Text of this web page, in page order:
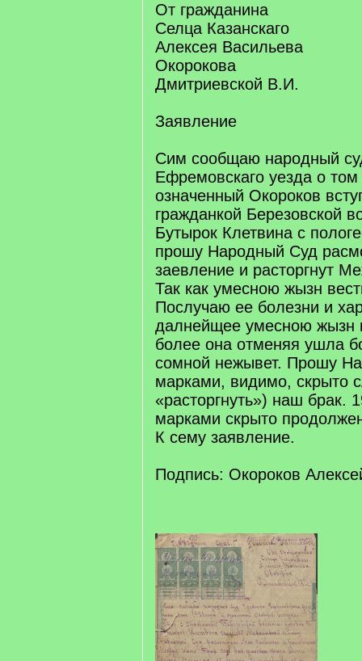
От гражданина
Селца Казанскаго
Алексея Васильева
Окорокова
Дмитриевской В.И.
Заявление
Сим сообщаю народный
Ефремовскаго уезда о том
означенный Окороков
гражданкой Березовской
Бутырок Клетвина с
прошу Народный Суд
заевление и расторгнут
Так как умесною жызн
Послучаю ее болезни и
далнейщее умесною жызн
более она отменяя ушла
сомной нежывет. Прошу
марками, видимо, скрыто
«расторгнуть») наш брак.
марками скрыто
К сему заявление.
Подпись: Окороков